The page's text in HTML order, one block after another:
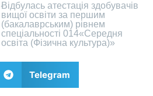
-Відбулась атестація здобувачів
вищої освіти за першим
(бакалаврським) рівнем
спеціальності 014«Середня
освіта (Фізична культура)»
Telegram